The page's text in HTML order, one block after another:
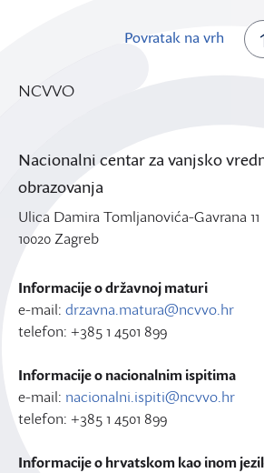
Povratak na vrh
NCVVO
Nacionalni centar za vanjsko
obrazovanja
Ulica Damira Tomljanovića-Gavrana 11
10020 Zagreb
Informacije o državnoj maturi
e-mail: drzavna.matura@ncvvo.hr
telefon: +385 1 4501 899
Informacije o nacionalnim ispitima
e-mail: nacionalni.ispiti@ncvvo.hr
telefon: +385 1 4501 899
Informacije o hrvatskom kao inom